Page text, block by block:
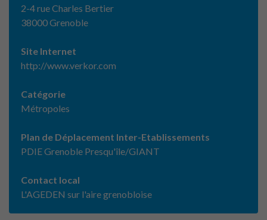
2-4 rue Charles Bertier
38000 Grenoble
Site Internet
http://www.verkor.com
Catégorie
Métropoles
Plan de Déplacement Inter-Etablissements
PDIE Grenoble Presqu'île/GIANT
Contact local
L'AGEDEN sur l'aire grenobloise